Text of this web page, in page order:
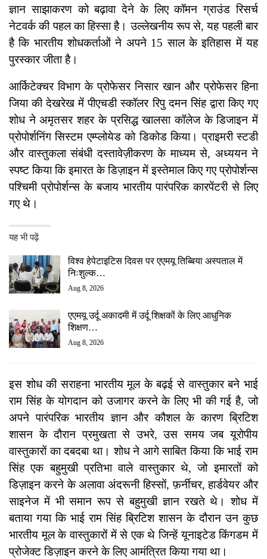
ज्ञान साझाकरण को बढ़ावा देने के लिए कॉमन ग्राउंड रिसर्च
नेटवर्क की पहल का हिस्सा है। उल्लेखनीय रूप से, यह पहली बार
है कि भारतीय शोधकर्ताओं ने अपने 15 साल के इतिहास में यह
पुरस्कार जीता है।
आर्किटेक्चर विभाग के प्रोफेसर निसार खान और प्रोफेसर हिना
जिया की देखरेख में पीएचडी स्कॉलर रिपु दमन सिंह द्वारा किए गए
शोध ने अमृतसर शहर के प्रसिद्ध खालसा कॉलेज के डिजाइन में
प्रोपोर्शनिंग सिस्टम एम्प्लोयेड को डिकोड किया। प्राइमरी स्टडी
और वास्तुकला संबंधी दस्तावेज़ीकरण के माध्यम से, अध्ययन ने
स्पष्ट किया कि इमारत के डिज़ाइन में इस्तेमाल किए गए प्रोपोर्शन्स
पश्चिमी प्रोपोर्शन्स के बजाय भारतीय पारंपरिक कारपेंटरी से लिए
गए थे।
यह भी पढ़ें
विश्व हेपेटाइटिस दिवस पर एएमयू तिब्बिया अस्पताल में
निःशुल्क…
Aug 8, 2026
एएमयू उर्दू अकादमी में उर्दू शिक्षकों के लिए आधुनिक
शिक्षण…
Aug 8, 2026
इस शोध की सराहना भारतीय मूल के बढ़ई से वास्तुकार बने भाई
राम सिंह के योगदान को उजागर करने के लिए भी की गई है, जो
अपने पारंपरिक भारतीय ज्ञान और कौशल के कारण ब्रिटिश
शासन के दौरान प्रमुखता से उभरे, उस समय जब यूरोपीय
वास्तुकारों का दबदबा था। शोध ने आगे साबित किया कि भाई राम
सिंह एक बहुमुखी प्रतिभा वाले वास्तुकार थे, जो इमारतों को
डिज़ाइन करने के अलावा अंदरूनी हिस्सों, फ़र्नीचर, हार्डवेयर और
साइनेज में भी समान रूप से बहुमुखी ज्ञान रखते थे। शोध में
बताया गया कि भाई राम सिंह ब्रिटिश शासन के दौरान उन कुछ
भारतीय मूल के वास्तुकारों में से एक थे जिन्हें यूनाइटेड किंगडम में
प्रोजेक्ट डिज़ाइन करने के लिए आमंत्रित किया गया था।